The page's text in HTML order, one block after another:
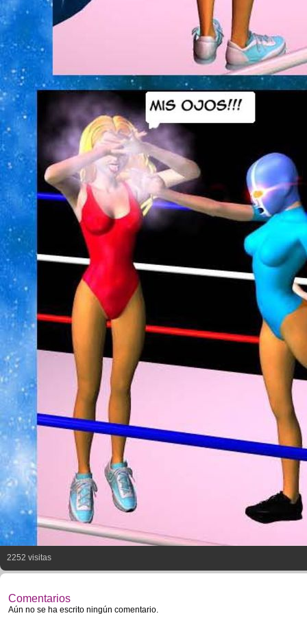
2252 visitas
Comentarios
Aún no se ha escrito ningún comentario.